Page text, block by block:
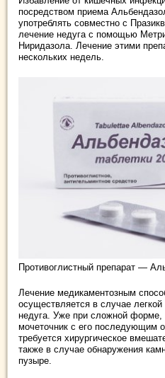
посредством приема
употреблять совместно с
лечение недуга с помощью
Ниридазола. Лечение этими
нескольких недель.
Противоглистный препарат —
Лечение медикаментозным
осуществляется в случае
недуга. Уже при сложной форме,
мочеточник с его последующим
требуется хирургическое
также в случае обнаружения
пузыре.